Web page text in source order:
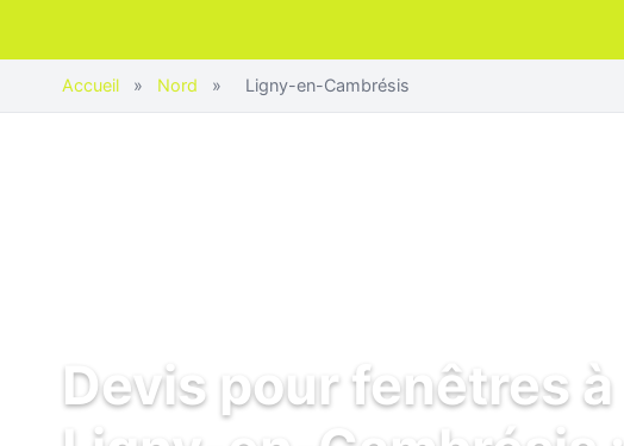
Accueil » Nord » Ligny-en-Cambrésis
Devis pour fenêtres à